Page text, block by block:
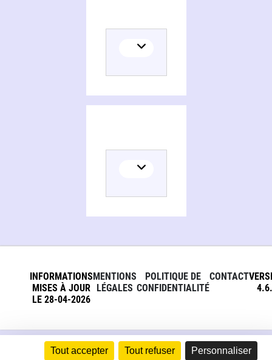
Tout accepter Tout refuser Personnaliser
INFORMATIONS
MISES À JOUR
LE 28-04-2026
MENTIONS
LÉGALES
POLITIQUE DE
CONFIDENTIALITÉ
CONTACT